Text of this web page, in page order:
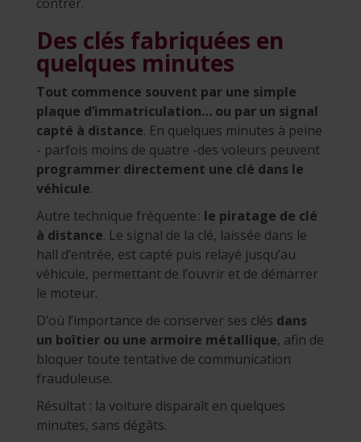
Des clés fabriquées en
quelques minutes
Tout commence souvent par une simple
plaque d’immatriculation… ou par un signal
capté à distance. En quelques minutes à peine
- parfois moins de quatre -des voleurs peuvent
programmer directement une clé dans le
véhicule.
Autre technique fréquente : le piratage de clé
à distance. Le signal de la clé, laissée dans le
hall d’entrée, est capté puis relayé jusqu’au
véhicule, permettant de l’ouvrir et de démarrer
le moteur.
D’où l’importance de conserver ses clés dans
un boîtier ou une armoire métallique, afin de
bloquer toute tentative de communication
frauduleuse.
Résultat : la voiture disparaît en quelques
minutes, sans dégâts.